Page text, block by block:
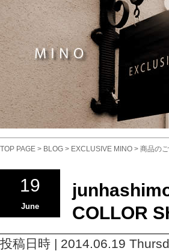
TOP PAGE > BLOG > EXCLUSIVE MINO > 商品の
19
June
COLLOR
投稿日時 | 2014.06.19